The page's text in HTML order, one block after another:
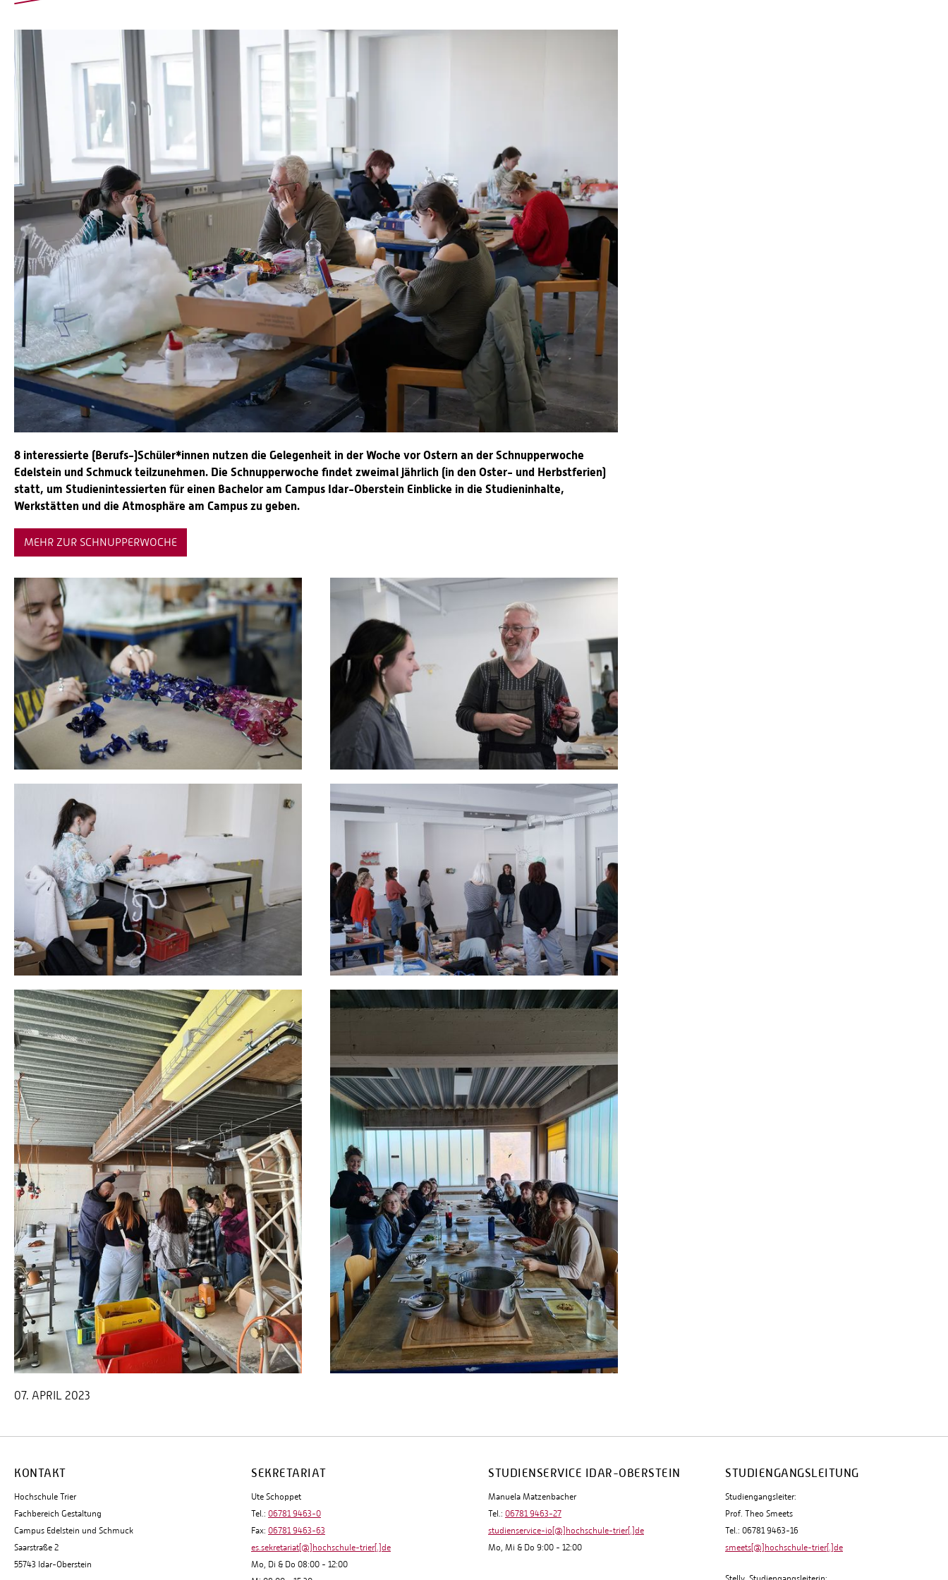
8 interessierte (Berufs-)Schüler*innen nutzen die Gelegenheit in der Woche vor Ostern an der Schnupperwoche
Edelstein und Schmuck teilzunehmen. Die Schnupperwoche findet zweimal jährlich (in den Oster- und Herbstferien)
statt, um Studienintessierten für einen Bachelor am Campus Idar-Oberstein Einblicke in die Studieninhalte,
Werkstätten und die Atmosphäre am Campus zu geben.
MEHR ZUR SCHNUPPERWOCHE
07. APRIL 2023
KONTAKT
Hochschule Trier
Fachbereich Gestaltung
Campus Edelstein und Schmuck
Saarstraße 2
55743 Idar-Oberstein
SEKRETARIAT
Ute Schoppet
Tel.: 06781 9463-0
Fax: 06781 9463-63
es.sekretariat[@]hochschule-trier[.]de
Mo, Di & Do 08:00 - 12:00
STUDIENSERVICE IDAR-OBERSTEIN
Manuela Matzenbacher
Tel.: 06781 9463-27
studienservice-io[@]hochschule-trier[.]de
Mo, Mi & Do 9:00 - 12:00
STUDIENGANGSLEITUNG
Studiengangsleiter:
Prof. Theo Smeets
Tel.: 06781 9463-16
smeets[@]hochschule-trier[.]de